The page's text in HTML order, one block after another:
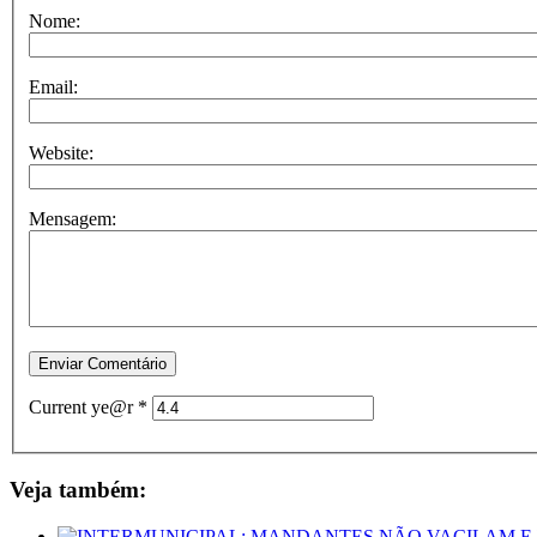
Nome:
Email:
Website:
Mensagem:
Current ye@r *
Veja também: